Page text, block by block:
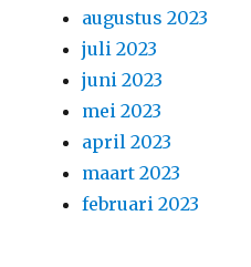
augustus 2023
juli 2023
juni 2023
mei 2023
april 2023
maart 2023
februari 2023